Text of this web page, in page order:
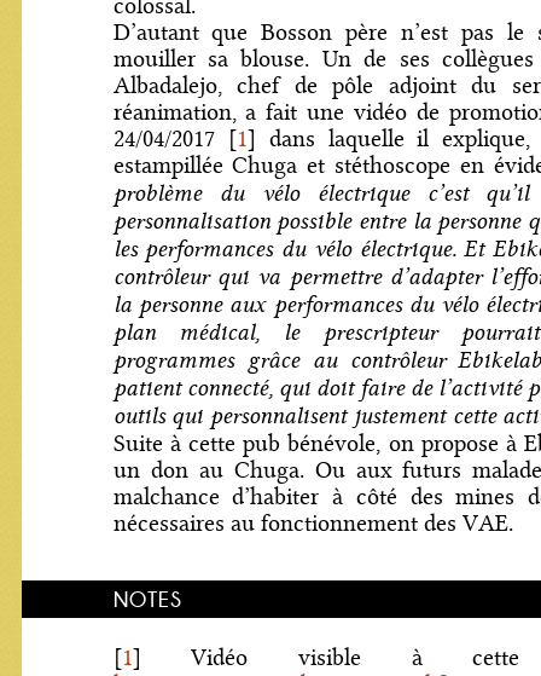
colossal.
D’autant que Bosson père n’est pas le
mouiller sa blouse. Un de ses
Albadalejo, chef de pôle adjoint du
réanimation, a fait une vidéo de
24/04/2017[1]
dans laquelle il explique,
estampillée Chuga et stéthoscope en
problème du vélo électrique c’est
personnalisation possible entre la personne
les performances du vélo électrique. Et
contrôleur qui va permettre d’adapter
la personne aux performances du vélo
plan médical, le prescripteur
programmes grâce au contrôleur
patient connecté, qui doit faire de l’activité
outils qui personnalisent justement cette
Suite à cette pub bénévole, on propose à
un don au Chuga. Ou aux futurs
malchance d’habiter à côté des mines
nécessaires au fonctionnement des VAE.
NOTES
[ 1]Vidéo visible à cette